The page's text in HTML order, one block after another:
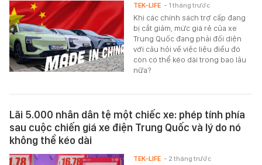
Khi các chính sách trợ cấp đang
bị cắt giảm, mức giá rẻ của xe
Trung Quốc đang phải đối diện
với câu hỏi về việc liệu điều đó
còn có thể kéo dài trong bao lâu
nữa?
TEK-LIFE - 1 tháng trước
Lãi 5.000 nhân dân tệ một chiếc xe: phép tính phía
sau cuộc chiến giá xe điện Trung Quốc và lý do nó
không thể kéo dài
TEK-LIFE - 2 tháng trước